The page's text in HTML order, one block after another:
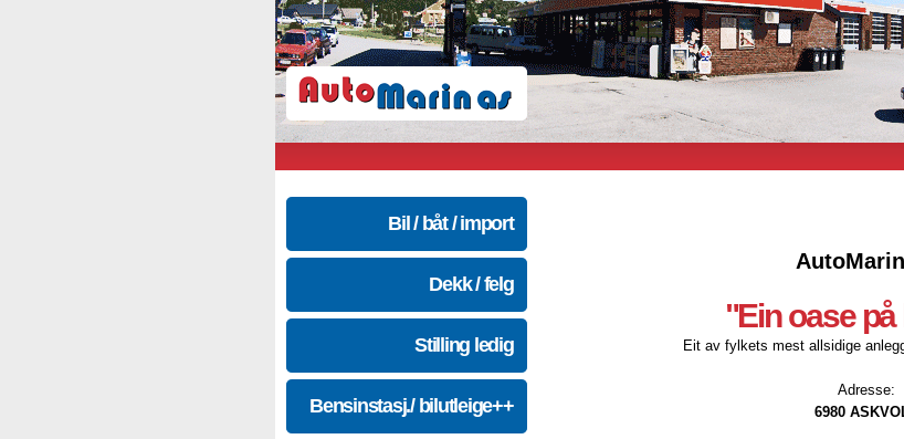
Bil / båt / import
Dekk / felg
Stilling ledig
Bensinstasj./ bilutleige++
"Ein oase
Eit av fylkets mest allsidige
Adresse:
6980